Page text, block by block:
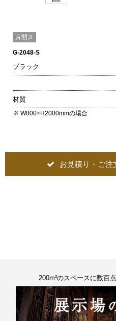
片開き
G-2048-S
ブラック
材質
※ W800×H2000mmの場合
お見積り・ご注
200m²のスペースに数百